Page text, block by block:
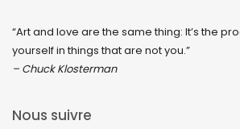
“Art and love are the same thing: It’s the
yourself in things that are not you.”
– Chuck Klosterman
Nous suivre